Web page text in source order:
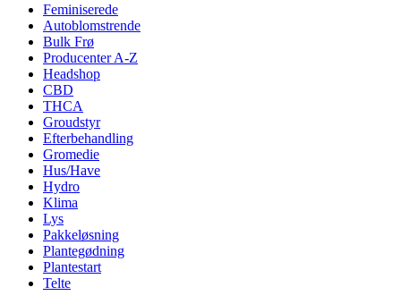
Feminiserede
Autoblomstrende
Bulk Frø
Producenter A-Z
Headshop
CBD
THCA
Groudstyr
Efterbehandling
Gromedie
Hus/Have
Hydro
Klima
Lys
Pakkeløsning
Plantegødning
Plantestart
Telte